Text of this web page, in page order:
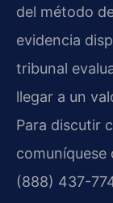
del método
evidencia
tribunal
llegar a un
Para discutir
comuníquese
(888) 437-